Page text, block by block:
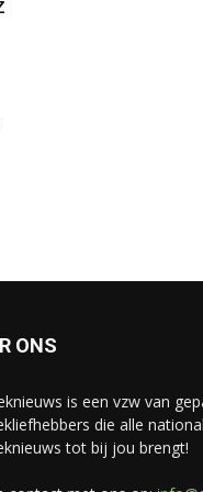
ONS
is een vzw van
die alle
tot bij jou brengt!